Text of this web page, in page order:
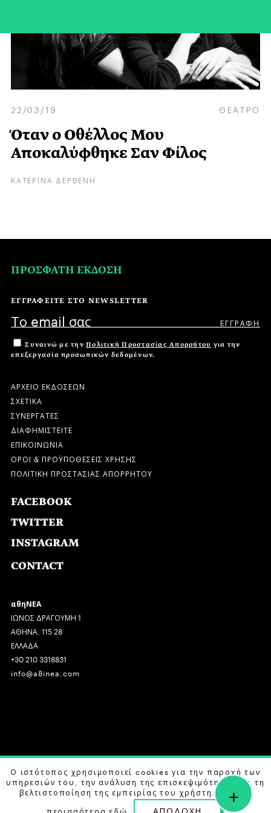
22/03/19 ΘΕΑΤΡΟ
Όταν ο Οθέλλος Μου
Αποκαλύφθηκε Σαν Φίλος
ΚΑΤΕΡΙΝΑ ΔΕΡΒΕΝΗ
ΠΡΟΣΦΑΤΗ ΕΚΔΟΣΗ
ΕΓΓΡΑΦΕΙΤΕ ΣΤΟ NEWSLETTER
Συναινώ με την Πολιτική Προστασίας Απορρήτου για την
επεξεργασία προσωπικών δεδομένων.
ΑΡΧΕΙΟ ΕΚΔΟΣΕΩΝ
ΣΧΕΤΙΚΑ
ΣΥΝΕΡΓΑΤΕΣ
ΔΙΑΦΗΜΙΣΤΕΙΤΕ
ΕΠΙΚΟΙΝΩΝΙΑ
ΟΡΟΙ & ΠΡΟΫΠΟΘΕΣΕΙΣ ΧΡΗΣΗΣ
ΠΟΛΙΤΙΚΗ ΠΡΟΣΤΑΣΙΑΣ ΑΠΟΡΡΗΤΟΥ
FACEBOOK
TWITTER
INSTAGRAM
CONTACT
αθηΝΕΑ
ΙΩΝΟΣ ΔΡΑΓΟΥΜΗ 1
ΑΘΗΝΑ, 115 28
ΕΛΛΑΔΑ
+30 210 3318831
info@a8inea.com
COPYRIGHT © 2026 αθηΝΕΑ, ALL RIGHTS RESERVED.
DESIGN BY G DESIGN STUDIO. DEVELOPED BYB LABS
Ο ιστότοπος χρησιμοποιεί cookies για την παροχή των
υπηρεσιών του, την ανάλυση της επισκεψιμότητας και τη
βελτιστοποίηση της εμπειρίας του χρήστη. Μάθετε
περισσότεραεδώ ΑΠΟΔΟΧΗ
+